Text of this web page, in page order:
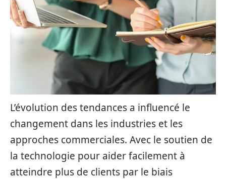
L’évolution des tendances a influencé le
changement dans les industries et les
approches commerciales. Avec le soutien de
la technologie pour aider facilement à
atteindre plus de clients par le biais